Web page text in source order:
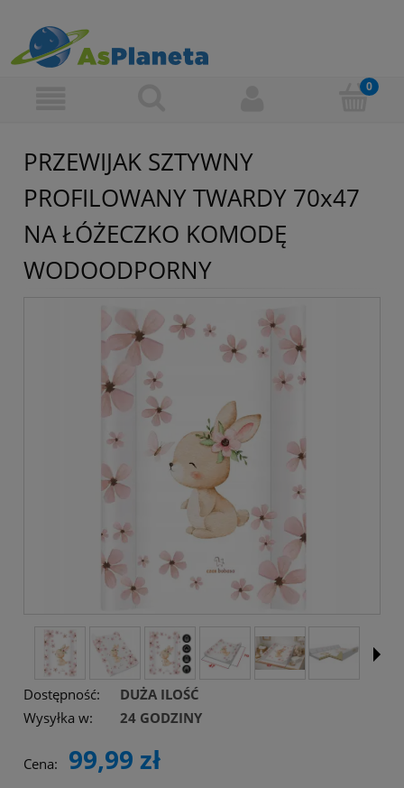
PRZEWIJAK SZTYWNY
PROFILOWANY TWARDY 70x47
NA ŁÓŻECZKO KOMODĘ
WODOODPORNY
Dostępność:
DUŻA ILOŚĆ
Wysyłka w:
24 GODZINY
Cena: 99,99 zł